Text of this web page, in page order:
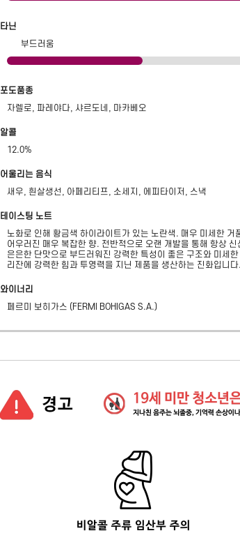
타닌
부드러움
포도품종
자렐로, 파레야다, 샤르도네, 마카베오
알콜
12.0%
어울리는 음식
새우, 흰살생선, 아페리티프, 소세지, 에피타이저, 스낵
테이스팅 노트
노화로 인해 황금색 하이라이트가 있는 노란색. 매우 미세한
어우러진 매우 복잡한 향. 전반적으로 오랜 개발을 통해 항상
은은한 단맛으로 부드러워진 강력한 특성이 좋은 구조와 미세
리잔에 강력한 힘과 투영력을 지닌 제품을 생산하는 진화입니다.
와이너리
페르미 보히가스 ( FERMI BOHIGAS S.A.)